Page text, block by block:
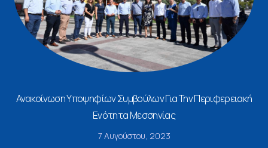
Ανακοίνωση Υποψηφίων Συμβούλων Για Την Περιφερειακή
Ενότητα Μεσσηνίας
7 Αυγούστου, 2023